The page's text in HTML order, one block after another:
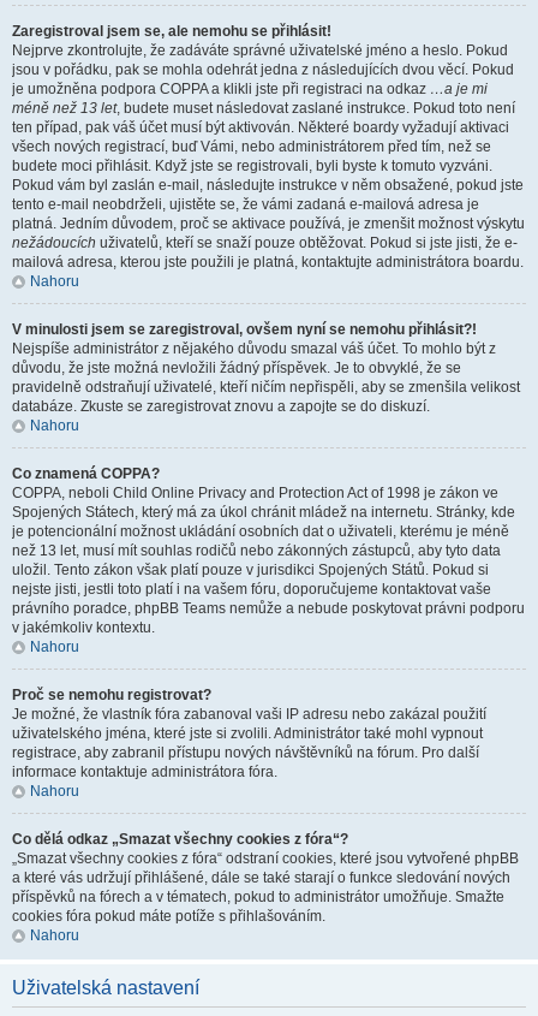
Zaregistroval jsem se, ale nemohu se přihlásit!
Nejprve zkontrolujte, že zadáváte správné uživatelské jméno a heslo. Pokud
jsou v pořádku, pak se mohla odehrát jedna z následujících dvou věcí. Pokud
je umožněna podpora COPPA a klikli jste při registraci na odkaz …a je mi
méně než 13 let, budete muset následovat zaslané instrukce. Pokud toto není
ten případ, pak váš účet musí být aktivován. Některé boardy vyžadují aktivaci
všech nových registrací, buď Vámi, nebo administrátorem před tím, než se
budete moci přihlásit. Když jste se registrovali, byli byste k tomuto vyzváni.
Pokud vám byl zaslán e-mail, následujte instrukce v něm obsažené, pokud jste
tento e-mail neobdrželi, ujistěte se, že vámi zadaná e-mailová adresa je
platná. Jedním důvodem, proč se aktivace používá, je zmenšit možnost výskytu
nežádoucích uživatelů, kteří se snaží pouze obtěžovat. Pokud si jste jisti, že e-
mailová adresa, kterou jste použili je platná, kontaktujte administrátora boardu.
Nahoru
V minulosti jsem se zaregistroval, ovšem nyní se nemohu přihlásit?!
Nejspíše administrátor z nějakého důvodu smazal váš účet. To mohlo být z
důvodu, že jste možná nevložili žádný příspěvek. Je to obvyklé, že se
pravidelně odstraňují uživatelé, kteří ničím nepřispěli, aby se zmenšila velikost
databáze. Zkuste se zaregistrovat znovu a zapojte se do diskuzí.
Nahoru
Co znamená COPPA?
COPPA, neboli Child Online Privacy and Protection Act of 1998 je zákon ve
Spojených Státech, který má za úkol chránit mládež na internetu. Stránky, kde
je potencionální možnost ukládání osobních dat o uživateli, kterému je méně
než 13 let, musí mít souhlas rodičů nebo zákonných zástupců, aby tyto data
uložil. Tento zákon však platí pouze v jurisdikci Spojených Států. Pokud si
nejste jisti, jestli toto platí i na vašem fóru, doporučujeme kontaktovat vaše
právního poradce, phpBB Teams nemůže a nebude poskytovat právni podporu
v jakémkoliv kontextu.
Nahoru
Proč se nemohu registrovat?
Je možné, že vlastník fóra zabanoval vaši IP adresu nebo zakázal použití
uživatelského jména, které jste si zvolili. Administrátor také mohl vypnout
registrace, aby zabranil přístupu nových návštěvníků na fórum. Pro další
informace kontaktuje administrátora fóra.
Nahoru
Co dělá odkaz „Smazat všechny cookies z fóra“?
„Smazat všechny cookies z fóra“ odstraní cookies, které jsou vytvořené phpBB
a které vás udržují přihlášené, dále se také starají o funkce sledování nových
příspěvků na fórech a v tématech, pokud to administrátor umožňuje. Smažte
cookies fóra pokud máte potíže s přihlašováním.
Nahoru
Uživatelská nastavení